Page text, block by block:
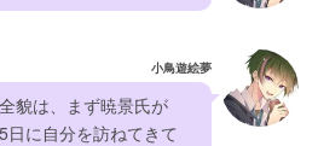
小鳥遊絵夢
貌は、まず暁景氏が
日に自分を訪ねてきて